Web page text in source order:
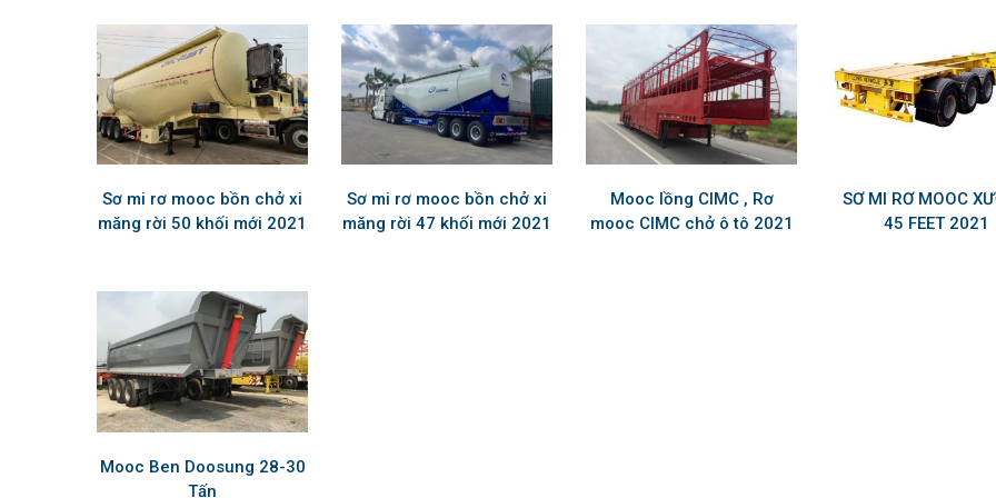
Sơ mi rơ mooc bồn chở xi
măng rời 50 khối mới 2021
Sơ mi rơ mooc bồn chở xi
măng rời 47 khối mới 2021
Mooc lồng CIMC , Rơ
mooc CIMC chở ô tô 2021
SƠ MI RƠ MOOC
45 FEET 2021
Mooc Ben Doosung 28-30
Tấn